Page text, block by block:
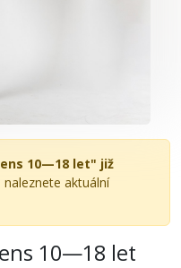
10—18 let" již
naleznete aktuální
10—18 let